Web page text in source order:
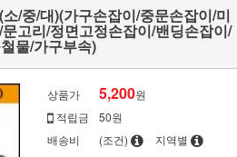
/중/대)(가구손잡이/중문손잡이/미
고리/정면고정손잡이/밴딩손잡이/
물/가구부속)
상품가 5,200원
적립금
50원
배송비
(조건) 지역별